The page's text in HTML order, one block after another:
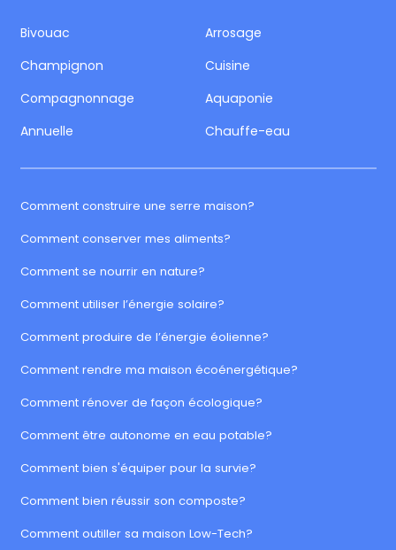
Comment construire une serre maison?
Comment conserver mes aliments?
Comment se nourrir en nature?
Comment utiliser l’énergie solaire?
Comment produire de l’énergie éolienne?
Comment rendre ma maison écoénergétique?
Comment rénover de façon écologique?
Comment être autonome en eau potable?
Comment bien s'équiper pour la survie?
Comment bien réussir son composte?
Comment outiller sa maison Low-Tech?
Bivouac
Arrosage
Champignon
Cuisine
Compagnonnage
Aquaponie
Annuelle
Chauffe-eau